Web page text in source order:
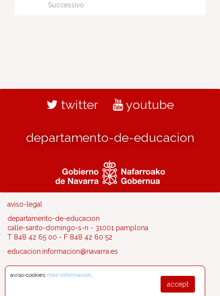
Successivo
twitter youtube
departamento-de-educacion
aviso-legal
departamento-de-educacion
calle-santo-domingo-s-n - 31001 pamplona
T 848 42 65 00 - F 848 42 60 52
educacion.informacion@navarra.es
accept
aviso-cookies mas-informacion.